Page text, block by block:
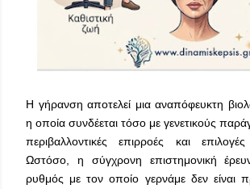
Η γήρανση αποτελεί μια αναπόφευκτη
η οποία συνδέεται τόσο με γενετικούς
περιβαλλοντικές επιρροές και
Ωστόσο, η σύγχρονη επιστημονική
ρυθμός με τον οποίο γερνάμε δεν είναι